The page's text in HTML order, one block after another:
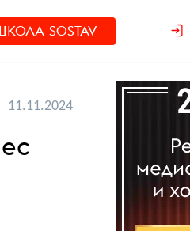
SOSTAV
11.11.2024